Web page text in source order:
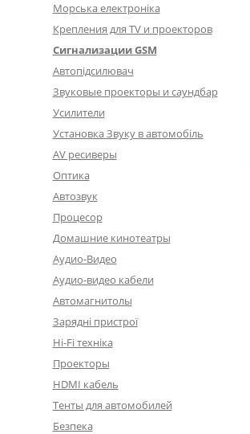
Морська електроніка
Крепления для TV и проекторов
Сигнализации GSM
Автопідсилювач
Звуковые проекторы и саундбар
Усилители
Установка Звуку в автомобіль
AV ресиверы
Оптика
Автозвук
Процесор
Домашние кинотеатры
Аудио-Видео
Аудио-видео кабели
Автомагнитолы
Зарядні пристрої
Hi-Fi техніка
Проекторы
HDMI кабель
Тенты для автомобилей
Безпека